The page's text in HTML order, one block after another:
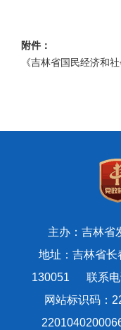
附件：
《吉林省国民经济和
主办：吉林
地址：吉林省
130051 联系电
网站标识码：